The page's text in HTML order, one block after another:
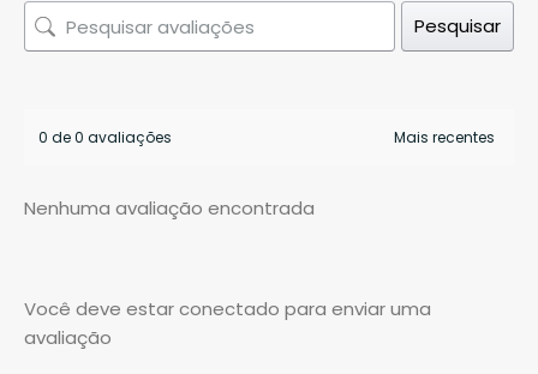
Você deve estar conectado para enviar uma
avaliação
Pesquisar
0 de 0 avaliações
Nenhuma avaliação encontrada